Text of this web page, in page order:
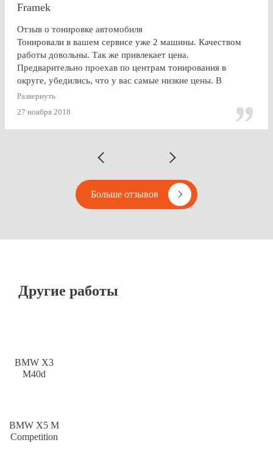
Framek
Отзыв о тонировке автомобиля
Тонировали в вашем сервисе уже 2 машины. Качеством
работы довольны. Так же привлекает цена.
Предварительно проехав по центрам тонирования в
округе, убедились, что у вас самые низкие цены. В
будущем, думаю, будем так же пользоваться услугами
Развернуть
27 ноября 2018
Больше отзывов
Другие работы
BMW X3
M40d
BMW X5 M
Competition